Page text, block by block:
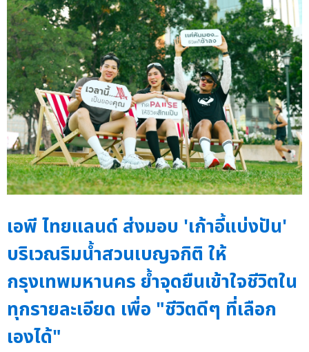
เอพี ไทยแลนด์ ส่งมอบ 'เก้าอี้แบ่งปัน'
บริเวณริมน้ำสวนเบญจกิติ ให้
กรุงเทพมหานคร ย้ำจุดยืนเข้าใจชีวิตใน
ทุกรายละเอียด เพื่อ "ชีวิตดีๆ ที่เลือก
เองได้"